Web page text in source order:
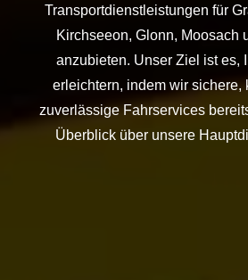
Transportdienstleistungen für
Kirchseeon, Glonn, Moosach
anzubieten. Unser Ziel ist es,
erleichtern, indem wir sichere,
zuverlässige Fahrservices
Überblick über unsere